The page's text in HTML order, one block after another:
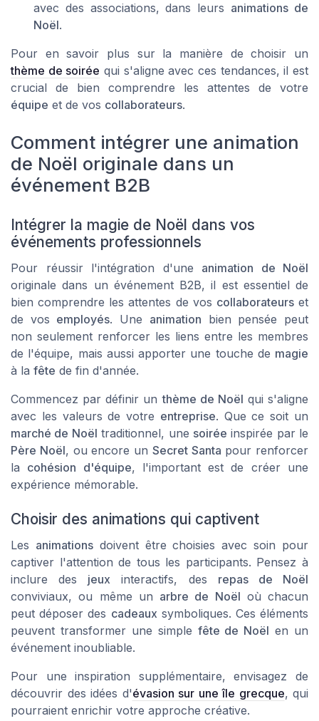
avec des associations, dans leurs animations de
Noël.
Pour en savoir plus sur la manière de choisir un
thème de soirée qui s'aligne avec ces tendances, il est
crucial de bien comprendre les attentes de votre
équipe et de vos collaborateurs.
Comment intégrer une animation
de Noël originale dans un
événement B2B
Intégrer la magie de Noël dans vos
événements professionnels
Pour réussir l'intégration d'une animation de Noël
originale dans un événement B2B, il est essentiel de
bien comprendre les attentes de vos collaborateurset
de vos employés. Une animation bien pensée peut
non seulement renforcer les liens entre les membres
de l'équipe, mais aussi apporter une touche de magie
à la fête de fin d'année.
Commencez par définir unthème de Noël qui s'aligne
avec les valeurs de votre entreprise. Que ce soit un
marché de Noël traditionnel, une soirée inspirée par le
Père Noël, ou encore un Secret Santa pour renforcer
la cohésion d'équipe, l'important est de créer une
expérience mémorable.
Choisir des animations qui captivent
Les animationsdoivent être choisies avec soin pour
captiver l'attention de tous les participants. Pensez à
inclure des jeux interactifs, des repas de Noël
conviviaux, ou même un arbre de Noël où chacun
peut déposer des cadeaux symboliques. Ces éléments
peuvent transformer une simple fête de Noël en un
événement inoubliable.
Pour une inspiration supplémentaire, envisagez de
découvrir des idées d'évasion sur une île grecque, qui
pourraient enrichir votre approche créative.